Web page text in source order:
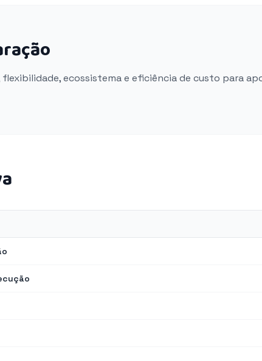
ecossistema e eficiência de custo para